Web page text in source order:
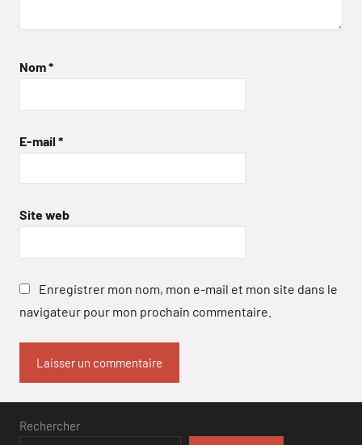
Nom*
E-mail *
Site web
Enregistrer mon nom, mon e-mail et mon site dans le
navigateur pour mon prochain commentaire.
Rechercher